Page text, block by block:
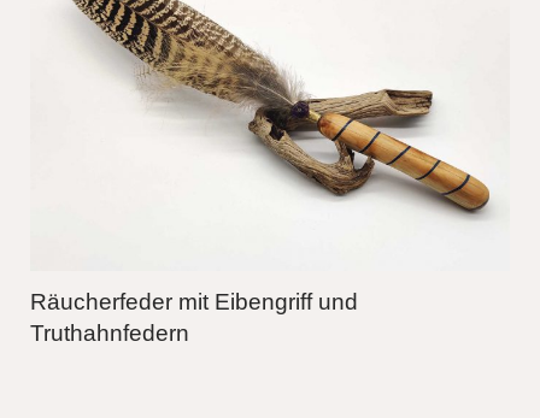
Räucherfeder mit Eibengriff und
Truthahnfedern